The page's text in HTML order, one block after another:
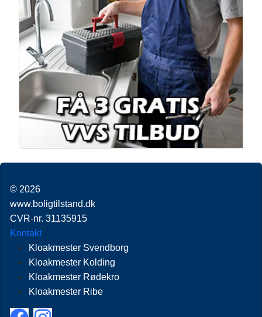
© 2026
www.boligtilstand.dk
CVR-nr. 31135915
Kontakt
Kloakmester Svendborg
Kloakmester Kolding
Kloakmester Rødekro
Kloakmester Ribe